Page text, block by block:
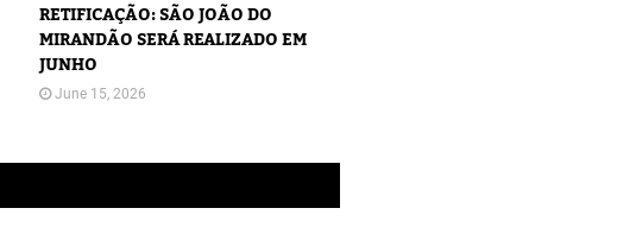
RETIFICAÇÃO: SÃO JOÃO DO
MIRANDÃO SERÁ REALIZADO EM
JUNHO
June 15, 2026